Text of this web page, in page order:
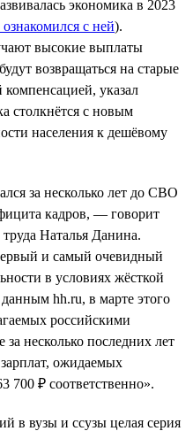
экономика в 2023
с ней).
высокие выплаты
возвращаться на старые
указал
столкнётся с новым
населения к дешёвому
за несколько лет до СВО
кадров, — говорит
Наталья Данина.
и самый очевидный
в условиях жёсткой
hh.ru, в марте этого
российскими
за несколько последних лет
ожидаемых
700 ₽ соответственно».
в вузы и ссузы целая серия